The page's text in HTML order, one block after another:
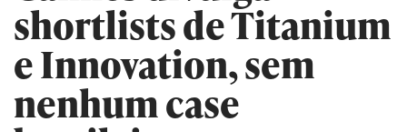
shortlists de Titanium
e Innovation, sem
nenhum case